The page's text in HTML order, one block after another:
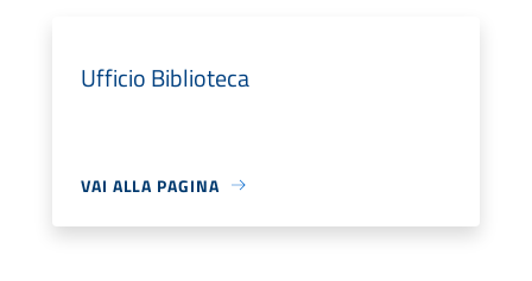
Ufficio Biblioteca
VAI ALLA PAGINA